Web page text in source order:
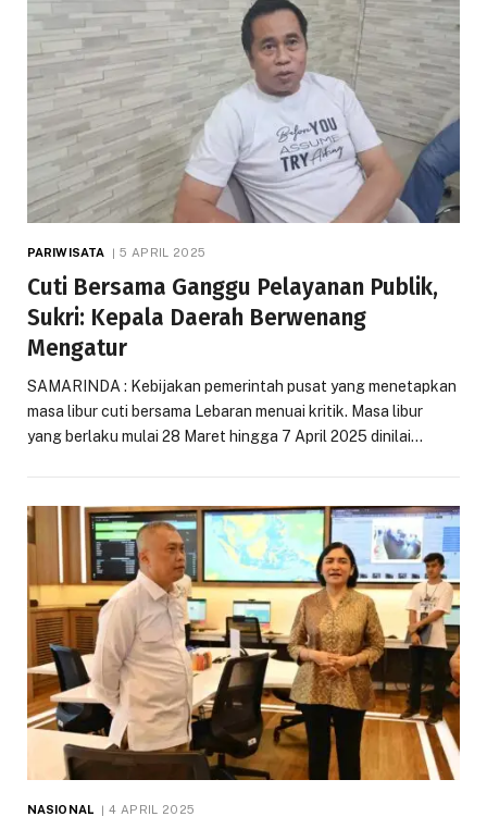
PARIWISATA 5 APRIL 2025
Cuti Bersama Ganggu Pelayanan Publik,
Sukri: Kepala Daerah Berwenang
Mengatur
SAMARINDA : Kebijakan pemerintah pusat yang menetapkan
masa libur cuti bersama Lebaran menuai kritik. Masa libur
yang berlaku mulai 28 Maret hingga 7 April 2025 dinilai…
NASIONAL 4 APRIL 2025